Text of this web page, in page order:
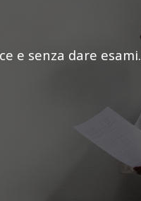
e senza dare esami.